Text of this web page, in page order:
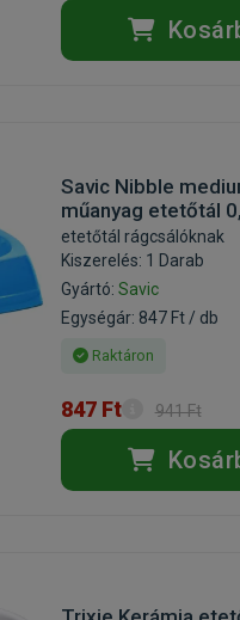
Savic Nibble
műanyag etetőtál
etetőtál rágcsálóknak
Kiszerelés: 1 Darab
Gyártó: Savic
Egységár: 847 Ft / db
Raktáron
847 Ft 941 Ft